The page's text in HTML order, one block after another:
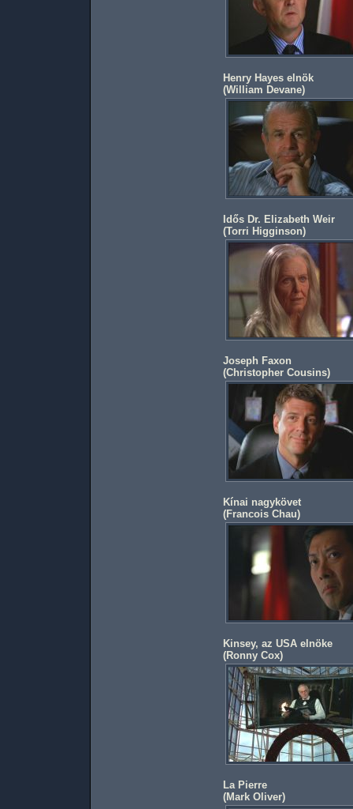
Henry Hayes elnök
(William Devane)
Idős Dr. Elizabeth Weir
(Torri Higginson)
Joseph Faxon
(Christopher Cousins)
Kínai nagykövet
(Francois Chau)
Kinsey, az USA elnöke
(Ronny Cox)
La Pierre
(Mark Oliver)